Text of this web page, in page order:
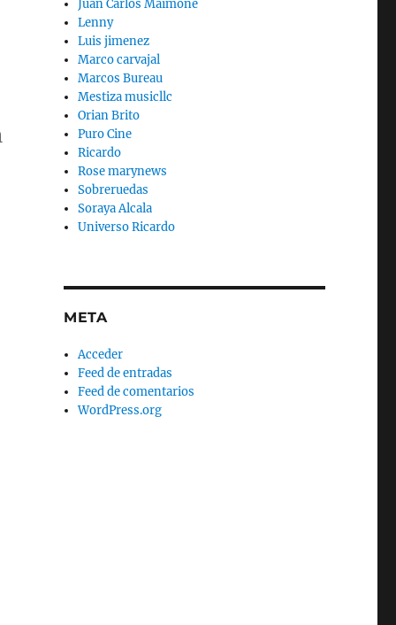
Juan Carlos Maimone
Lenny
Luis jimenez
Marco carvajal
Marcos Bureau
Mestiza musicllc
Orian Brito
Puro Cine
Ricardo
Rose marynews
Sobreruedas
Soraya Alcala
Universo Ricardo
META
Acceder
Feed de entradas
Feed de comentarios
WordPress.org